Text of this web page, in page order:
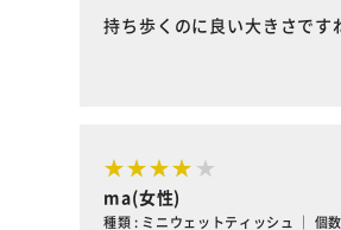
持ち歩くのに良い大きさです
ma(女性)
種類 : ミニウェットティッシュ ｜ 個